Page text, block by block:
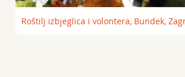
Roštilj izbjeglica i volontera, Bundek,